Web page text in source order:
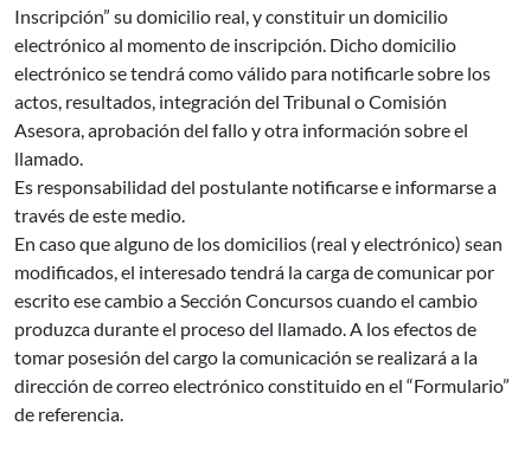
Inscripción” su domicilio real, y constituir un domicilio
electrónico al momento de inscripción. Dicho domicilio
electrónico se tendrá como válido para notificarle sobre los
actos, resultados, integración del Tribunal o Comisión
Asesora, aprobación del fallo y otra información sobre el
llamado.
Es responsabilidad del postulante notificarse e informarse a
través de este medio.
En caso que alguno de los domicilios (real y electrónico) sean
modificados, el interesado tendrá la carga de comunicar por
escrito ese cambio a Sección Concursos cuando el cambio
produzca durante el proceso del llamado. A los efectos de
tomar posesión del cargo la comunicación se realizará a la
dirección de correo electrónico constituido en el “Formulario”
de referencia.